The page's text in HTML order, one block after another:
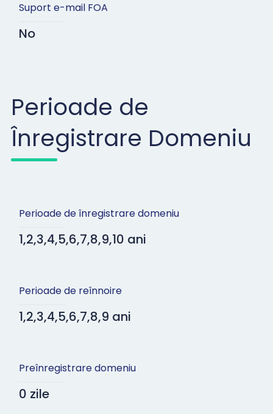
Suport e-mail FOA
No
Perioade de
Înregistrare Domeniu
Perioade de înregistrare domeniu
1,2,3,4,5,6,7,8,9,10 ani
Perioade de reînnoire
1,2,3,4,5,6,7,8,9 ani
Preînregistrare domeniu
0 zile